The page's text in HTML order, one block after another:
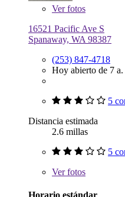
Verfotos
16521 Pacific Ave S
Spanaway, WA 98387
(253) 847-4718
Hoy abierto de 7
5
Distancia estimada
2.6 millas
5
Verfotos